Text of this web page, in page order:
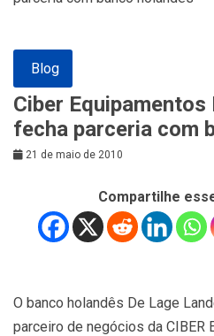
Blog
Ciber
fecha parceria com
21 de maio de 2010
Compartilhe
O banco holandês De Lage
parceiro de negócios da CIBER